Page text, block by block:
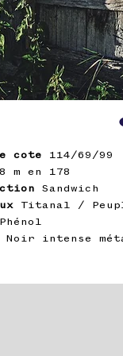
cote 114/69/99
m en 178
Sandwich
Titanal /
Noir intense